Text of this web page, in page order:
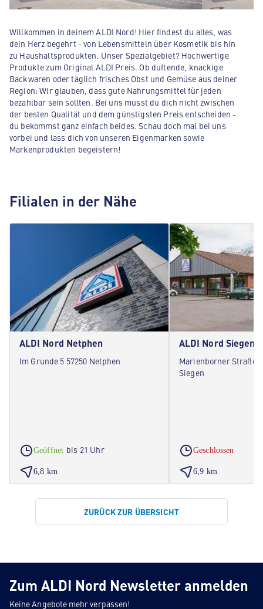
Willkommen in deinem ALDI Nord! Hier findest du alles, was
dein Herz begehrt - von Lebensmitteln über Kosmetik bis hin
zu Haushaltsprodukten. Unser Spezialgebiet? Hochwertige
Produkte zum Original ALDI Preis. Ob duftende, knackige
Backwaren oder täglich frisches Obst und Gemüse aus deiner
Region: Wir glauben, dass gute Nahrungsmittel für jeden
bezahlbar sein sollten. Bei uns musst du dich nicht zwischen
der besten Qualität und dem günstigsten Preis entscheiden -
du bekommst ganz einfach beides. Schau doch mal bei uns
vorbei und lass dich von unseren Eigenmarken sowie
Markenprodukten begeistern!
Filialen in der Nähe
ALDI Nord Netphen
Im Grunde 5 57250 Netphen
Geöffnet bis 21 Uhr
6,8 km
ALDI Nord Siegen
Marienborner Straße
Siegen
Geschlossen
6,9 km
ZURÜCK ZUR ÜBERSICHT
Zum ALDI Nord Newsletter anmelden
Keine Angebote mehr verpassen!